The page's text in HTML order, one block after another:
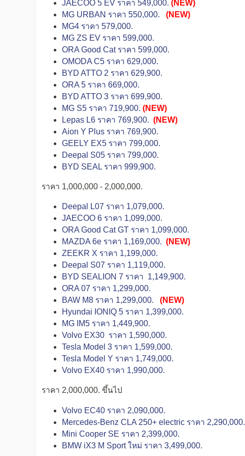
JAECOO 5 EV ราคา 549,000. (NEW)
MG URBAN ราคา 550,000.
(NEW)
MG4 ราคา 579,000.
MG ZS EV ราคา 599,000.
ORA Good Cat ราคา 599,000.
OMODA C5 ราคา 629,000.
BYD ATTO 2 ราคา 629,900.
ORA 5 ราคา 669,000.
BYD ATTO 3 ราคา 699,900.
MG S5 ราคา 719,900. (NEW)
Lepas L6 ราคา 769,900. (NEW)
Aion Y Plus ราคา 769,900.
GEELY EX5 ราคา 799,000.
Deepal S05 ราคา 799,000.
BYD SEAL ราคา 999,900.
ราคา 1,000,000 - 2,000,000.
Deepal L07 ราคา 1,079,000.
JAECOO 6 ราคา 1,099,000.
ORA Good Cat GT ราคา 1,099,000.
MAZDA 6e ราคา 1,169,000. (NEW)
ZEEKR X ราคา 1,199,000.
Deepal S07 ราคา 1,119,000.
BYD SEALION 7 ราคา 1,149,900.
ORA 07 ราคา 1,299,000.
BAW M8 ราคา 1,299,000.
(NEW)
Hyundai IONIQ 5 ราคา 1,399,000.
MG IM5 ราคา 1,449,900.
Volvo EX30 ราคา 1,590,000.
Tesla Model 3 ราคา 1,599,000.
Tesla Model Y ราคา 1,749,000.
Volvo EX40 ราคา 1,990,000.
ราคา 2,000,000. ขึ้นไป
Volvo EC40 ราคา 2,090,000.
Mercedes-Benz CLA 250+ electric ราคา 2,290,000.
Mini Cooper SE ราคา 2,399,000.
BMW iX3 M Sport ใหม่ ราคา 3,499,000.